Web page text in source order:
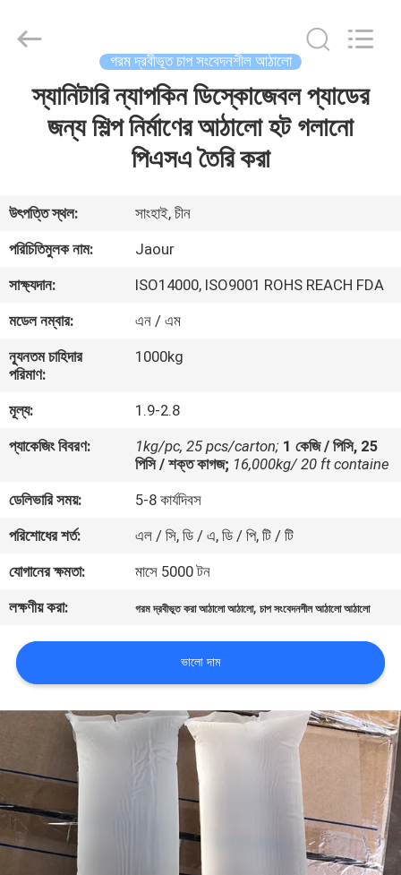
বাড়ি
আমাদের
সম্পর্কে
কারখানা
ভ্রমণ
নিয়ন্ত্রণ
সাথে
যোগাযোগ
করুন
মামলা
উদ্ধৃতি
অনুরোধ
Adhesive
Products
Reserved.
গরম দ্রবীভূত চাপ সংবেদনশীল আঠালো
স্যানিটারি ন্যাপকিন ডিস্কোজেবল প্যাডের
জন্য শিল্প নির্মাণের আঠালো হট গলানো
পিএসএ তৈরি করা
উৎপত্তি স্থল:
সাংহাই, চীন
পরিচিতিমুলক নাম:
Jaour
সাক্ষ্যদান:
ISO14000, ISO9001 ROHS REACH FDA
মডেল নম্বার:
এন / এম
ন্যূনতম চাহিদার
পরিমাণ:
1000kg
মূল্য:
1.9-2.8
প্যাকেজিং বিবরণ:
1kg/pc, 25 pcs/carton; 1 কেজি / পিসি, 25
পিসি / শক্ত কাগজ; 16,000kg/ 20 ft containe
ডেলিভারি সময়:
5-8 কার্যদিবস
পরিশোধের শর্ত:
এল / সি, ডি / এ, ডি / পি, টি / টি
যোগানের ক্ষমতা:
মাসে 5000 টন
লক্ষণীয় করা:
গরম দ্রবীভূত করা আঠালো আঠালো,চাপ সংবেদনশীল আঠালো আঠালো
ভালো দাম